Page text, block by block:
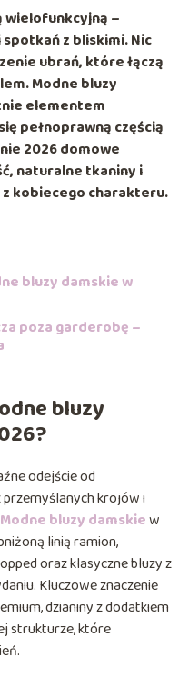
wielofunkcyjną –
z bliskimi. Nic
ubrań, które łączą
Modne bluzy
elementem
pełnoprawną częścią
2026 domowe
naturalne tkaniny i
kobiecego charakteru.
bluzy damskie w
poza garderobę –
bluzy
odejście od
krojów i
Modne bluzy damskiew
linią ramion,
oraz klasyczne bluzy z
Kluczowe znaczenie
dzianiny z dodatkiem
strukturze, które